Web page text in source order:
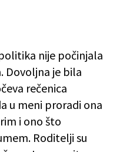
nije počinjala
Dovoljna je bila
rečenica
u meni proradi ona
i ono što
Roditelji su